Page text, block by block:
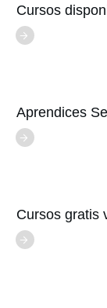
Cursos
Aprendices
Cursos gratis